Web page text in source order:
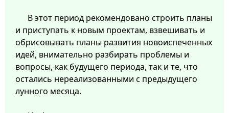
В этот период рекомендовано строить планы
и приступать к новым проектам, взвешивать и
обрисовывать планы развития новоиспеченных
идей, внимательно разбирать проблемы и
вопросы, как будущего периода, так и те, что
остались нереализованными с предыдущего
лунного месяца.